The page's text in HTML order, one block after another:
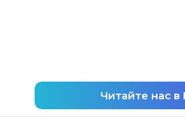
Читайте нас